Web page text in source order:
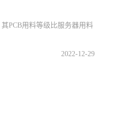
PCB用料等级比服务器用料
2022-12-29